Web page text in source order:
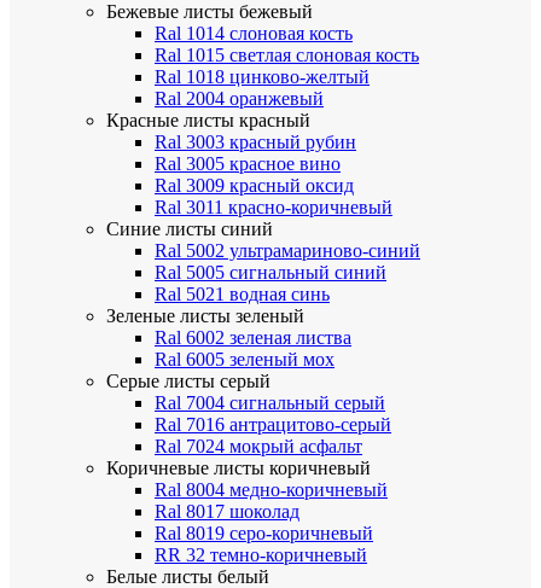
Бежевые листы бежевый
Ral 1014 слоновая кость
Ral 1015 светлая слоновая кость
Ral 1018 цинково-желтый
Ral 2004 оранжевый
Красные листы красный
Ral 3003 красный рубин
Ral 3005 красное вино
Ral 3009 красный оксид
Ral 3011 красно-коричневый
Синие листы синий
Ral 5002 ультрамариново-синий
Ral 5005 сигнальный синий
Ral 5021 водная синь
Зеленые листы зеленый
Ral 6002 зеленая листва
Ral 6005 зеленый мох
Серые листы серый
Ral 7004 сигнальный серый
Ral 7016 антрацитово-серый
Ral 7024 мокрый асфальт
Коричневые листы коричневый
Ral 8004 медно-коричневый
Ral 8017 шоколад
Ral 8019 серо-коричневый
RR 32 темно-коричневый
Белые листы белый